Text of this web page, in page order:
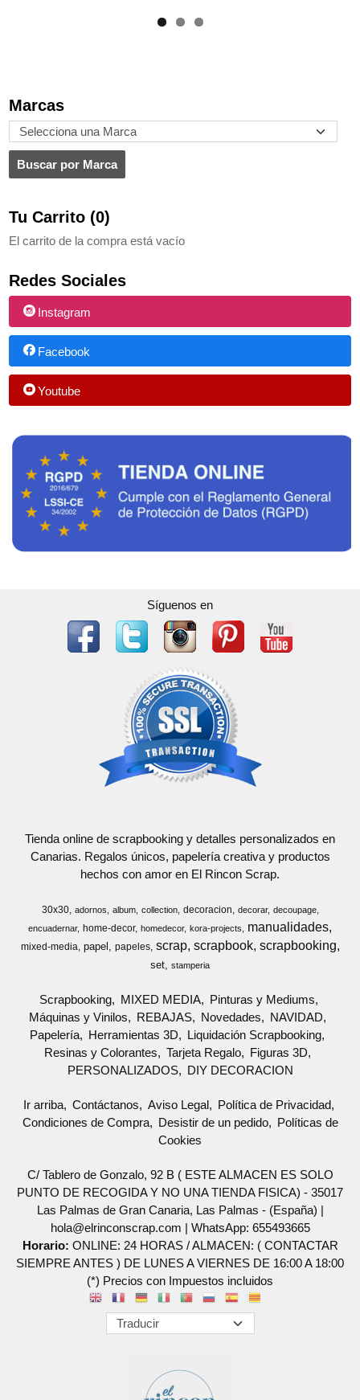
Marcas
Tu Carrito (0)
El carrito de la compra está vacío
Redes Sociales
Instagram
Facebook
Youtube
Síguenos en
Tienda online de scrapbooking y detalles personalizados en
Canarias. Regalos únicos, papelería creativa y productos
hechos con amor en El Rincon Scrap.
30x30 adornos album collection decoracion decorar
decoupage
encuadernar
home-decor homedecor kora-projects manualidades
mixed-media papel papeles scrap scrapbook scrapbooking
set stamperia
Scrapbooking MIXED MEDIA
Pinturas y Mediums
Máquinas y Vinilos
REBAJAS Novedades
NAVIDAD
Papelería
Herramientas 3D
Liquidación Scrapbooking
Resinas y Colorantes
Tarjeta Regalo
Figuras 3D
PERSONALIZADOS
DIY DECORACION
Ir arriba Contáctanos Aviso Legal
Política de Privacidad
Condiciones de Compra
Desistir de un pedido
Políticas de
Cookies
C/ Tablero de Gonzalo, 92 B ( ESTE ALMACEN ES SOLO
PUNTO DE RECOGIDA Y NO UNA TIENDA FISICA) - 35017
Las Palmas de Gran Canaria, Las Palmas - (España) |
hola@elrinconscrap.com | WhatsApp: 655493665
Horario: ONLINE: 24 HORAS / ALMACEN: ( CONTACTAR
SIEMPRE ANTES ) DE LUNES A VIERNES DE 16:00 A 18:00
(*) Precios con Impuestos incluidos